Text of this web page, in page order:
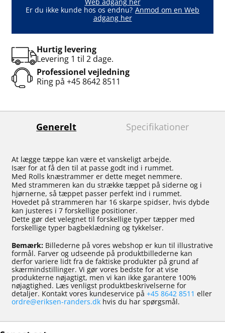
Er du ikke kunde hos os endnu? Anmod om en Web
adgang her
Hurtig levering
Levering 1 til 2 dage.
Professionel vejledning
Ring på +45 8642 8511
Generelt Specifikationer
At lægge tæppe kan være et vanskeligt arbejde.
Især for at få den til at passe godt ind i rummet.
Med Rolls knæstrammer er dette meget nemmere.
Med strammeren kan du strække tæppet på siderne og i
hjørnerne, så tæppet passer perfekt ind i rummet.
Hovedet på strammeren har 16 skarpe spidser, hvis dybde
kan justeres i 7 forskellige positioner.
Dette gør det velegnet til forskellige typer tæpper med
forskellige typer bagbeklædning og tykkelser.
Bemærk: Billederne på vores webshop er kun til illustrative
formål. Farver og udseende på produktbillederne kan
derfor variere lidt fra de faktiske produkter på grund af
skærmindstillinger. Vi gør vores bedste for at vise
produkterne nøjagtigt, men vi kan ikke garantere 100%
nøjagtighed. Læs venligst produktbeskrivelserne for
detaljer. Kontakt vores kundeservice på +45 8642 8511 eller
ordre@eriksen-randers.dk hvis du har spørgsmål.